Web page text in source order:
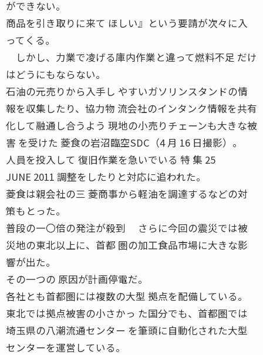
ができない。
商品を引き取りに来て ほしい』という要請が次々に入
ってくる。
しかし、力業で凌げる庫内作業と違って燃料不足 だけ
はどうにもならない。
石油の元売りから入手し やすいガソリンスタンドの情
報を収集したり、協力物 流会社のインタンク情報を共有
化して融通し合うよう 現地の小売りチェーンも大きな被
害 を受けた 菱食の岩沼臨空SDC（4 月 16 日撮影）。
人員を投入して 復旧作業を急いでいる 特 集 25
JUNE 2011 調整をしたりと対応に追われた。
菱食は親会社の三 菱商事から軽油を調達するなどの対
策もとった。
普段の一〇倍の発注が殺到 さらに今回の震災では被
災地の東北以上に、首都 圏の加工食品市場に大きな影
響が出た。
その一つの 原因が計画停電だ。
各社とも首都圏には複数の大型 拠点を配備している。
東北では拠点被害の小さかっ た国分でも、首都圏では
埼玉県の八潮流通センター を筆頭に自動化された大型
センターを運営している。